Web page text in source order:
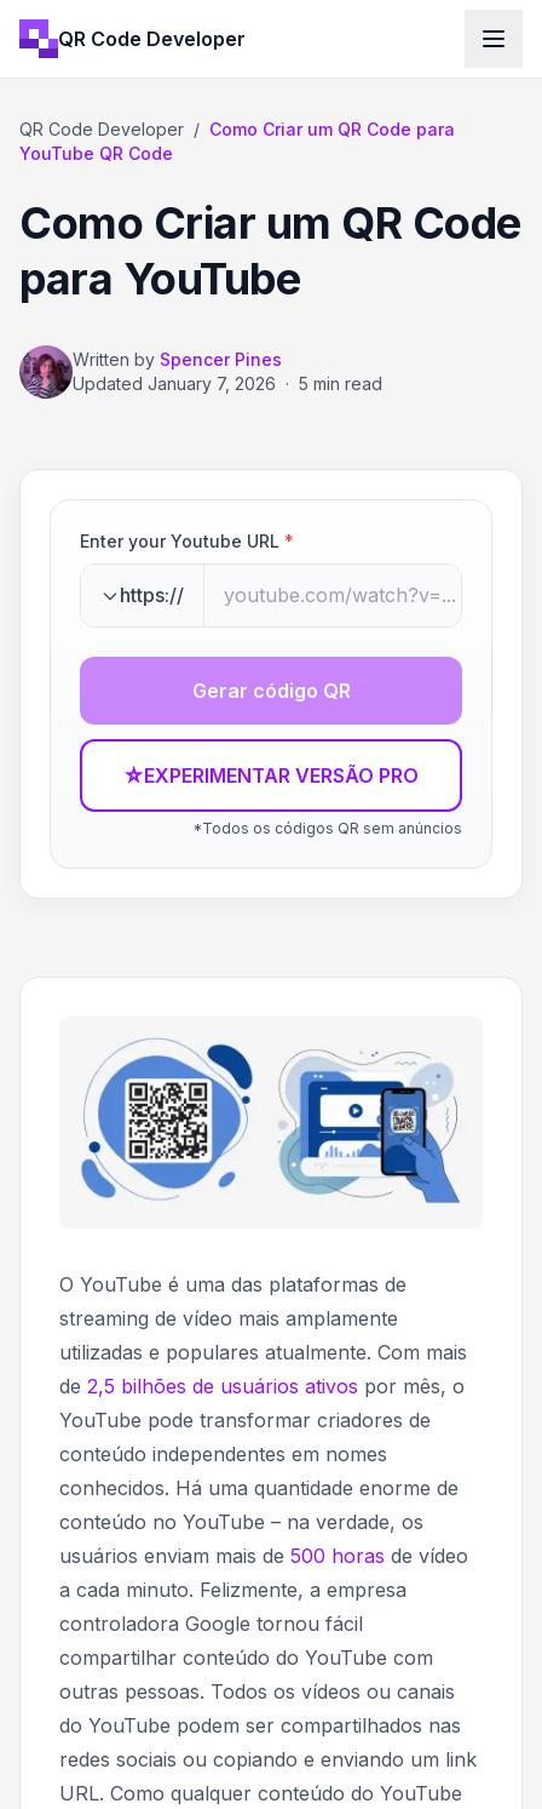
QR Code Developer
QR Code Developer / Como Criar um QR Code para
YouTube QR Code
Como Criar um QR Code
para YouTube
Written by Spencer Pines
Updated January 7, 2026 · 5 min read
Enter your Youtube URL *
https://
Gerar código QR
☆EXPERIMENTAR VERSÃO PRO
*Todos os códigos QR sem anúncios
O YouTube é uma das plataformas de
streaming de vídeo mais amplamente
utilizadas e populares atualmente. Com mais
de 2,5 bilhões de usuários ativos por mês, o
YouTube pode transformar criadores de
conteúdo independentes em nomes
conhecidos. Há uma quantidade enorme de
conteúdo no YouTube – na verdade, os
usuários enviam mais de 500 horas de vídeo
a cada minuto. Felizmente, a empresa
controladora Google tornou fácil
compartilhar conteúdo do YouTube com
outras pessoas. Todos os vídeos ou canais
do YouTube podem ser compartilhados nas
redes sociais ou copiando e enviando um link
URL. Como qualquer conteúdo do YouTube